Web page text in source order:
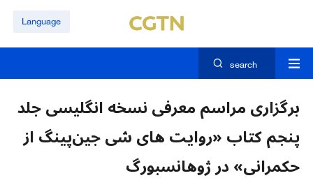
Language
search
برگزاری مراسم معرفی نسخه انگلیسی جلد
پنجم کتاب «روایت های شی جین‌پینگ از
حکمرانی» در ژوهانسبورگ